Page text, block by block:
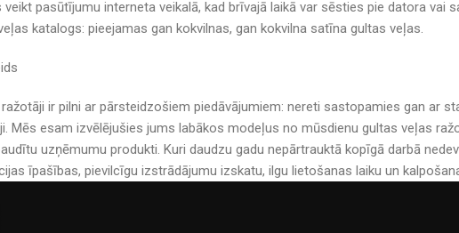
veikt pasūtījumu interneta veikalā, kad brīvajā laikā var sēsties pie datora
katalogs: pieejamas gan kokvilnas, gan kokvilna satīna gultas veļas.
ir pilni ar pārsteidzošiem piedāvājumiem: nereti sastopamies gan ar
Mēs esam izvēlējušies jums labākos modeļus no mūsdienu gultas veļas
uzņēmumu produkti. Kuri daudzu gadu nepārtrauktā kopīgā darbā
īpašības, pievilcīgu izstrādājumu izskatu, ilgu lietošanas laiku un